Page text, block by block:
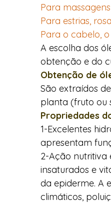
Para
Para estrias,
Para o cabelo,
A escolha dos
obtenção e do
Obtenção de
São extraídos
planta (fruto ou
Propriedades
1-Excelentes
apresentam
2-Ação nutritiva
insaturados e
da epiderme. A
climáticos,